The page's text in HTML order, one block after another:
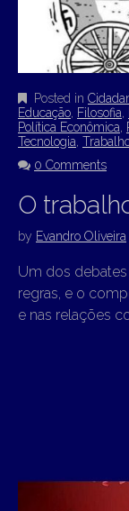
Posted in
Educação, Filosofia,
Política Econômica,
Tecnologia,
0 Comments
O
by Evandro Oliveira
Um dos debates
regras, e o
e nas relações